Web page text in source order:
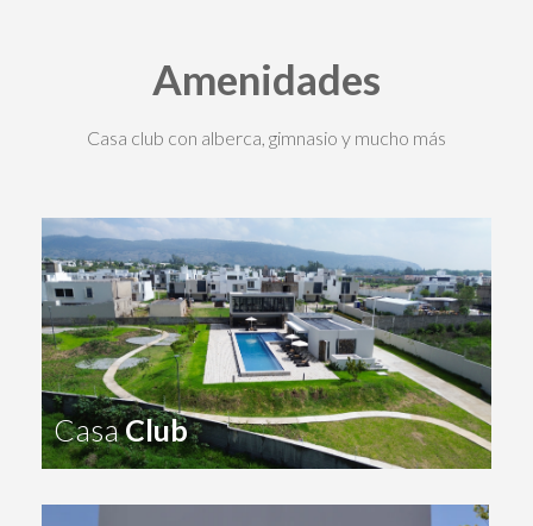
Amenidades
Casa club con alberca, gimnasio y mucho más
CasaClub